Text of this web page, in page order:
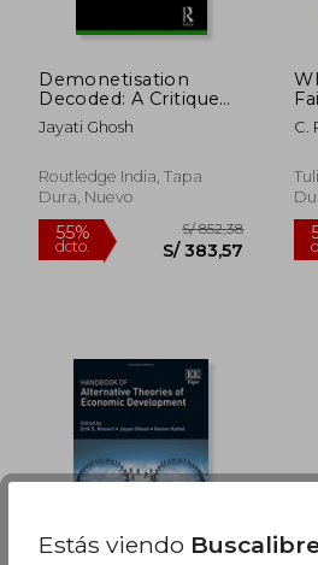
Demonetisation
Decoded: A Critique
of India's Currency
Experiment
Jayati Ghosh
Routledge India, Tapa
Dura, Nuevo
55% S/ 852,38
C.
Estás viendo